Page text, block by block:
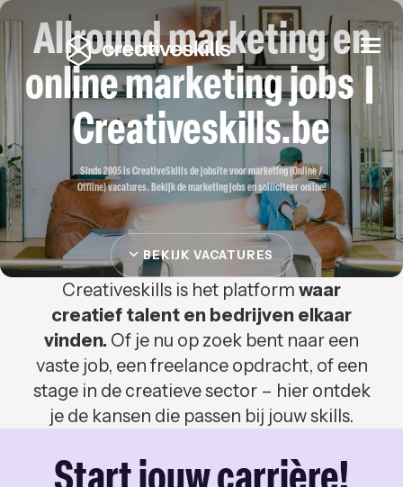
Allround marketing en
online marketing jobs |
Creativeskills.be
Sinds 2005 is CreativeSkills de jobsite voor marketing (Online /
Offline) vacatures. Bekijk de marketing jobs en solliciteer online!
BEKIJK VACATURES
Creativeskills is het platform waar
creatief talent en bedrijven elkaar
vinden. Of je nu op zoek bent naar een
vaste job, een freelance opdracht, of een
stage in de creatieve sector – hier ontdek
je de kansen die passen bij jouw skills.